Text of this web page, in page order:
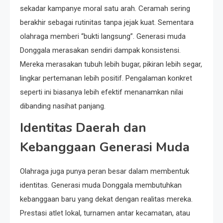
sekadar kampanye moral satu arah. Ceramah sering
berakhir sebagai rutinitas tanpa jejak kuat. Sementara
olahraga memberi “bukti langsung”. Generasi muda
Donggala merasakan sendiri dampak konsistensi.
Mereka merasakan tubuh lebih bugar, pikiran lebih segar,
lingkar pertemanan lebih positif. Pengalaman konkret
seperti ini biasanya lebih efektif menanamkan nilai
dibanding nasihat panjang.
Identitas Daerah dan
Kebanggaan Generasi Muda
Olahraga juga punya peran besar dalam membentuk
identitas. Generasi muda Donggala membutuhkan
kebanggaan baru yang dekat dengan realitas mereka.
Prestasi atlet lokal, turnamen antar kecamatan, atau